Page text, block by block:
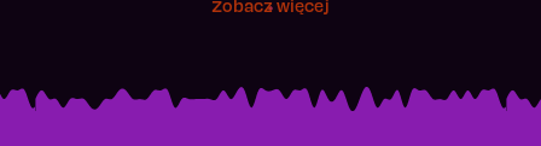
Zobacz więcej